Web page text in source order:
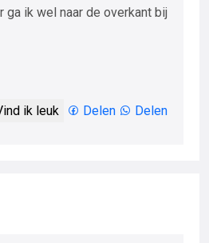
ga ik wel naar de overkant bij
ik leuk Delen Delen